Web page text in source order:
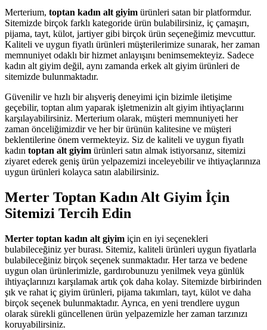
Merterium, toptan kadın alt giyim ürünleri satan bir platformdur.
Sitemizde birçok farklı kategoride ürün bulabilirsiniz, iç çamaşırı,
pijama, tayt, külot, jartiyer gibi birçok ürün seçeneğimiz mevcuttur.
Kaliteli ve uygun fiyatlı ürünleri müşterilerimize sunarak, her zaman
memnuniyet odaklı bir hizmet anlayışını benimsemekteyiz. Sadece
kadın alt giyim değil, aynı zamanda erkek alt giyim ürünleri de
sitemizde bulunmaktadır.
Güvenilir ve hızlı bir alışveriş deneyimi için bizimle iletişime
geçebilir, toptan alım yaparak işletmenizin alt giyim ihtiyaçlarını
karşılayabilirsiniz. Merterium olarak, müşteri memnuniyeti her
zaman önceliğimizdir ve her bir ürünün kalitesine ve müşteri
beklentilerine önem vermekteyiz. Siz de kaliteli ve uygun fiyatlı
kadın toptan alt giyim ürünleri satın almak istiyorsanız, sitemizi
ziyaret ederek geniş ürün yelpazemizi inceleyebilir ve ihtiyaçlarınıza
uygun ürünleri kolayca satın alabilirsiniz.
Merter Toptan Kadın Alt Giyim İçin
Sitemizi Tercih Edin
Merter toptan kadın alt giyim için en iyi seçenekleri
bulabileceğiniz yer burası. Sitemiz, kaliteli ürünleri uygun fiyatlarla
bulabileceğiniz birçok seçenek sunmaktadır. Her tarza ve bedene
uygun olan ürünlerimizle, gardırobunuzu yenilmek veya günlük
ihtiyaçlarınızı karşılamak artık çok daha kolay. Sitemizde birbirinden
şık ve rahat iç giyim ürünleri, pijama takımları, tayt, külot ve daha
birçok seçenek bulunmaktadır. Ayrıca, en yeni trendlere uygun
olarak sürekli güncellenen ürün yelpazemizle her zaman tarzınızı
koruyabilirsiniz.